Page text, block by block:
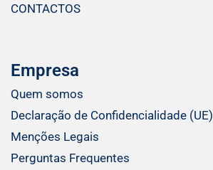
CONTACTOS
Empresa
Quem somos
Declaração de Confidencialidade (UE)
Menções Legais
Perguntas Frequentes